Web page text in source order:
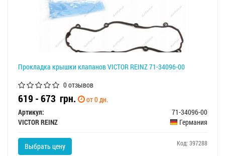
Прокладка крышки клапанов VICTOR REINZ 71-34096-00
0 отзывов
619 - 673 грн.
от 0 дн.
Артикул:
71-34096-00
VICTOR REINZ
Германия
Выбрать цену Код: 397288